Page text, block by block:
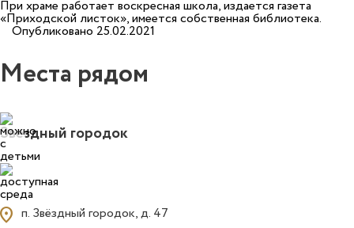
При храме работает воскресная школа, издается газета
«Приходской листок», имеется собственная библиотека.
Опубликовано 25.02.2021
Места рядом
Звездный городок
п. Звёздный городок, д. 47